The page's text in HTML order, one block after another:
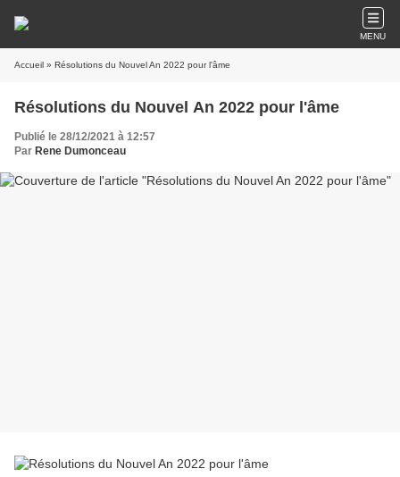
MENU
Accueil » Résolutions du Nouvel An 2022 pour l'âme
Résolutions du Nouvel An 2022 pour l'âme
Publié le 28/12/2021 à 12:57
Par Rene Dumonceau